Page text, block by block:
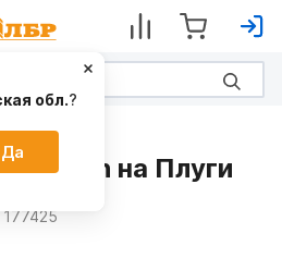
на Плуги
обл.?
Да